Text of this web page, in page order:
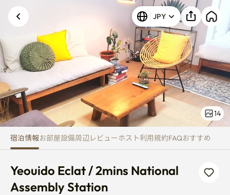
Yeouido Eclat / 2mins National
JPY
14
宿泊情報お部屋設備周辺 レビューホスト利用規約FAQおすすめ
Yeouido Eclat / 2mins National
Assembly Station